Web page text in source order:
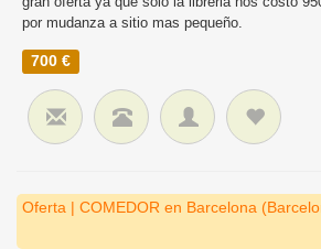
por mudanza a sitio mas pequeño.
700 €
Oferta | COMEDOR en Barcelona